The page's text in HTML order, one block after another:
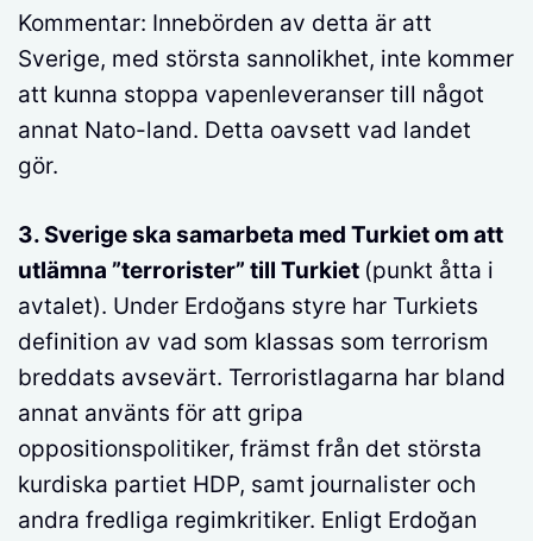
Kommentar: Innebörden av detta är att
Sverige, med största sannolikhet, inte kommer
att kunna stoppa vapenleveranser till något
annat Nato-land. Detta oavsett vad landet
gör.
3. Sverige ska samarbeta med Turkiet om att
utlämna ”terrorister” till Turkiet (punkt åtta i
avtalet). Under Erdoğans styre har Turkiets
definition av vad som klassas som terrorism
breddats avsevärt. Terroristlagarna har bland
annat använts för att gripa
oppositionspolitiker, främst från det största
kurdiska partiet HDP, samt journalister och
andra fredliga regimkritiker. Enligt Erdoğan